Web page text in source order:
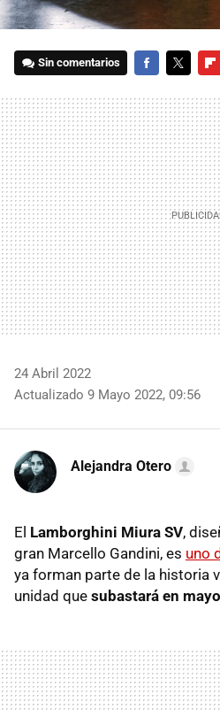
Sin comentarios
24 Abril 2022
Actualizado 9 Mayo 2022, 09:56
Alejandra Otero
El Lamborghini Miura SV,
gran Marcello Gandini, es uno
ya forman parte de la historia
unidad que subastará en mayo